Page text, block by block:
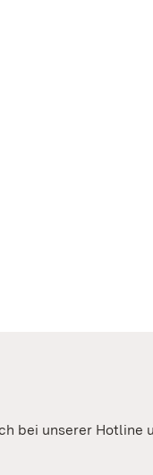
bei unserer Hotline